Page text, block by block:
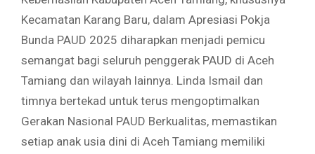
Kecamatan Karang Baru, dalam Apresiasi Pokja
Bunda PAUD 2025 diharapkan menjadi pemicu
semangat bagi seluruh penggerak PAUD di Aceh
Tamiang dan wilayah lainnya. Linda Ismail dan
timnya bertekad untuk terus mengoptimalkan
Gerakan Nasional PAUD Berkualitas, memastikan
setiap anak usia dini di Aceh Tamiang memiliki